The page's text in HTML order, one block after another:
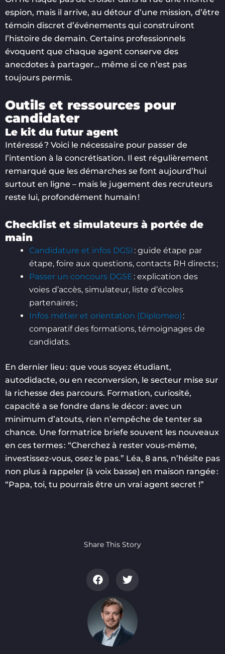
espion, mais il arrive, au détour d’une mission, d’être
témoin discret d’événements qui construiront
l’histoire de demain. Certains professionnels
évoquent que chaque agent conserve des
anecdotes à partager… même si ce n’est pas
toujours permis.
Outils et ressources pour
candidater
Le kit du futur agent
Intéressé ? Voici le nécessaire pour passer de
l’intention à la concrétisation. Il est régulièrement
remarqué que les démarches se font aujourd’hui
surtout en ligne – mais le jugement des recruteurs
reste lui, profondément humain !
Checklist et simulateurs à portée de
main
Candidature et infos DGSI : guide étape par
étape, foire aux questions, contacts RH directs ;
Passer un concours DGSE : explication des
voies d’accès, simulateur, liste d’écoles
partenaires ;
Infos métier et orientation (Diplomeo) :
comparatif des formations, témoignages de
candidats.
En dernier lieu : que vous soyez étudiant,
autodidacte, ou en reconversion, le secteur mise sur
la richesse des parcours. Formation, curiosité,
capacité a se fondre dans le décor : avec un
minimum d’atouts, rien n’empêche de tenter sa
chance. Une formatrice briefe souvent les nouveaux
en ces termes : “Cherchez à rester vous-même,
investissez-vous, osez le pas.” Léa, 8 ans, n’hésite pas
non plus à rappeler (à voix basse) en maison rangée :
“Papa, toi, tu pourrais être un vrai agent secret !”
Share This Story